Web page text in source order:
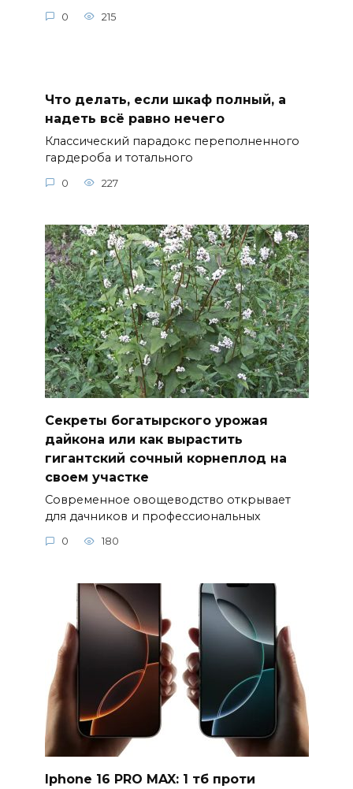
0 215
Что делать, если шкаф полный, а
надеть всё равно нечего
Классический парадокс переполненного
гардероба и тотального
0 227
Секреты богатырского урожая
дайкона или как вырастить
гигантский сочный корнеплод на
своем участке
Современное овощеводство открывает
для дачников и профессиональных
0 180
Iphone 16 PRO MAX: 1 тб проти